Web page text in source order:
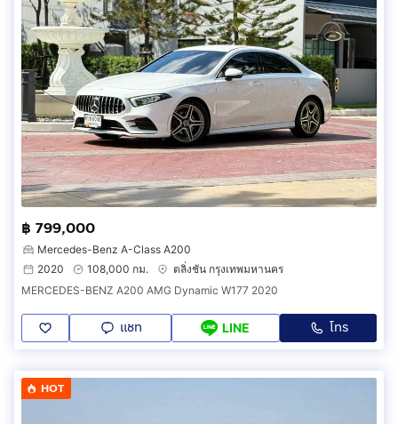
฿ 799,000
Mercedes-Benz A-Class A200
2020
108,000 กม.
ตลิ่งชัน กรุงเทพมหานคร
MERCEDES-BENZ A200 AMG Dynamic W177 2020
แชท LINE โทร
HOT